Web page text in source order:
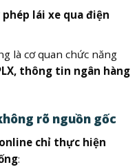
phép lái xe qua điện
là cơ quan chức năng
thông tin ngân hàng
rõ nguồn gốc
chỉ thực hiện
: